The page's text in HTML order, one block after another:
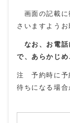
画面の記載に
さいますようお
なお、お電
で、あらかじめ
注 予約時に予
待ちになる場合